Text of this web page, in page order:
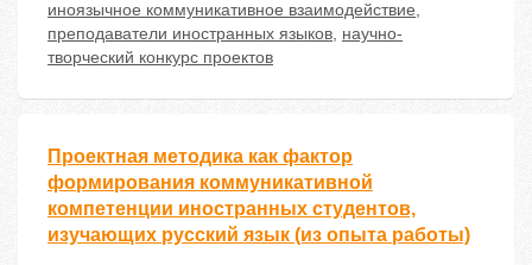
иноязычное коммуникативное взаимодействие,
преподаватели иностранных языков, научно-
творческий конкурс проектов
Проектная методика как фактор
формирования коммуникативной
компетенции иностранных студентов,
изучающих русский язык (из опыта работы)